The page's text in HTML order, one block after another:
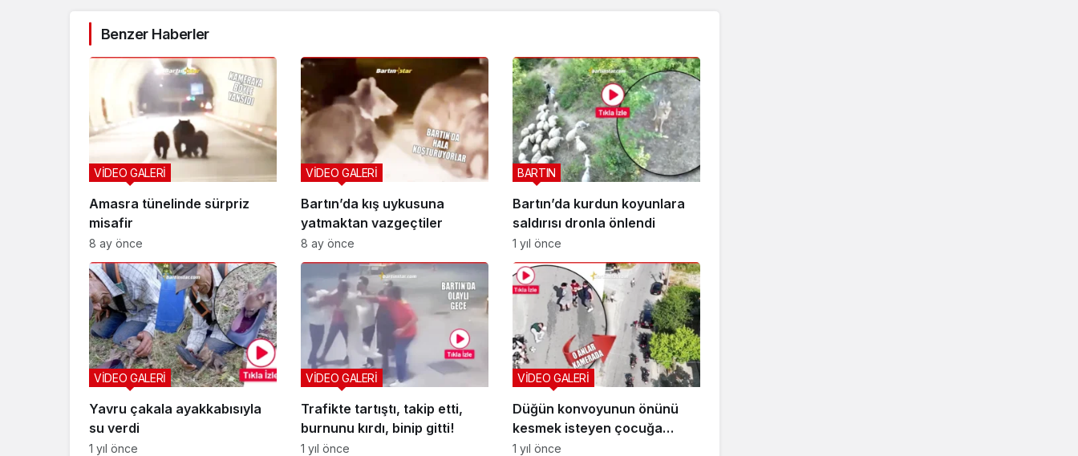
Benzer Haberler
Amasra tünelinde sürpriz
misafir
VİDEO GALERİ
8 ay önce
Bartın’da kış uykusuna
yatmaktan vazgeçtiler
VİDEO GALERİ
8 ay önce
Bartın’da kurdun koyunlara
saldırısı dronla önlendi
BARTIN
1 yıl önce
Yavru çakala ayakkabısıyla
su verdi
VİDEO GALERİ
1 yıl önce
Trafikte tartıştı, takip etti,
burnunu kırdı, binip gitti!
VİDEO GALERİ
1 yıl önce
Düğün konvoyunun önünü
kesmek isteyen çocuğa
motor çarptı
VİDEO GALERİ
1 yıl önce